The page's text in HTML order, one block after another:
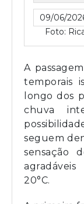
09/06/
Foto:
A
temporais
longo dos
chuva
seguem
sensação
20°C.